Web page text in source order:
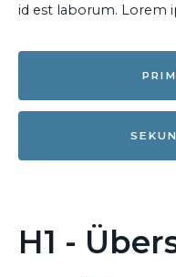
id est laborum. Lorem
H1 -